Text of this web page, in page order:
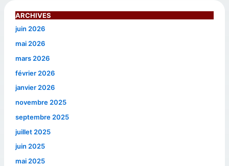
ARCHIVES
juin 2026
mai 2026
mars 2026
février 2026
janvier 2026
novembre 2025
septembre 2025
juillet 2025
juin 2025
mai 2025